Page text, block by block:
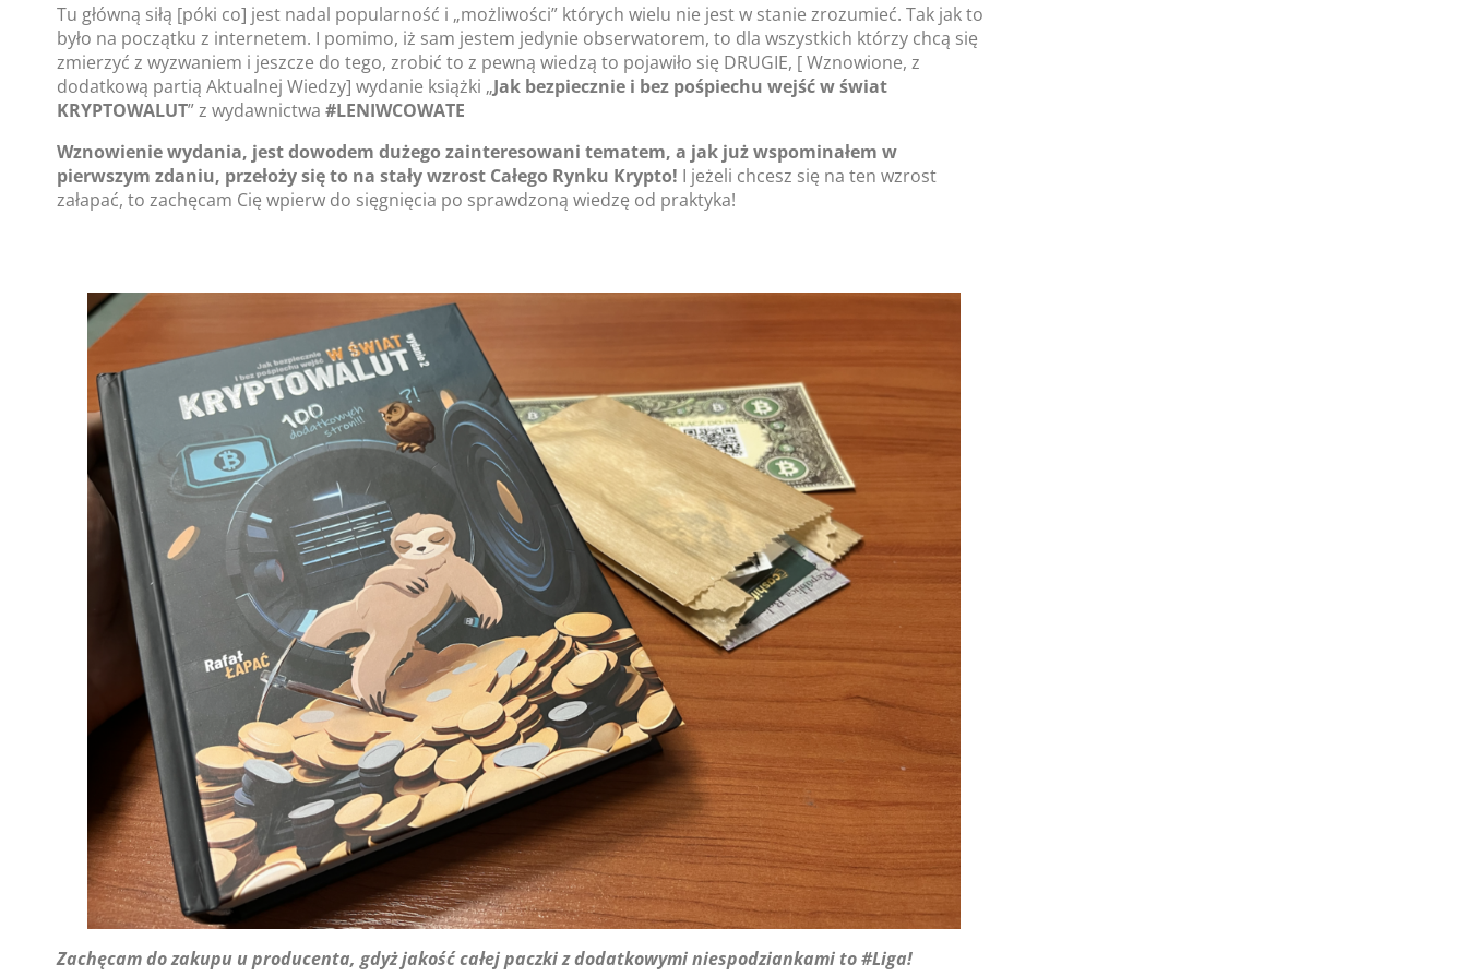
Tu główną siłą [póki co] jest nadal popularność i „możliwości” których wielu nie jest w stanie zrozumieć. Tak jak to
było na początku z internetem. I pomimo, iż sam jestem jedynie obserwatorem, to dla wszystkich którzy chcą się
zmierzyć z wyzwaniem i jeszcze do tego, zrobić to z pewną wiedzą to pojawiło się DRUGIE, [ Wznowione, z
dodatkową partią Aktualnej Wiedzy] wydanie książki „Jak bezpiecznie i bez pośpiechu wejść w świat
KRYPTOWALUT” z wydawnictwa #LENIWCOWATE
Wznowienie wydania, jest dowodem dużego zainteresowani tematem, a jak już wspominałem w
pierwszym zdaniu, przełoży się to na stały wzrost Całego Rynku Krypto! I jeżeli chcesz się na ten wzrost
załapać, to zachęcam Cię wpierw do sięgnięcia po sprawdzoną wiedzę od praktyka!
Zachęcam do zakupu u producenta, gdyż jakość całej paczki z dodatkowymi niespodziankami to #Liga!